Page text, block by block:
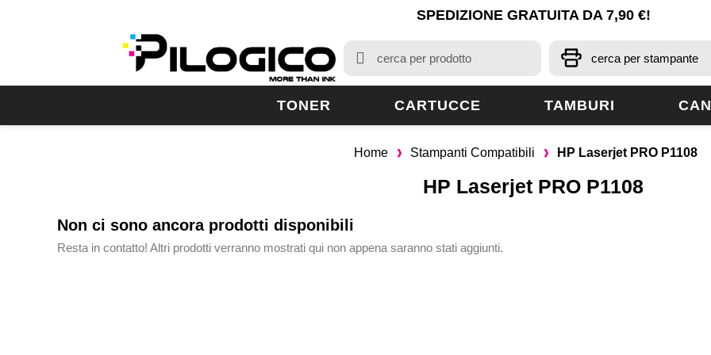
SPEDIZIONE GRATUITA DA 7,90 €!
TONER CARTUCCE TAMBURI
Home Stampanti Compatibili HP Laserjet PRO P1108
HP Laserjet PRO P1108
Non ci sono ancora prodotti disponibili
Resta in contatto! Altri prodotti verranno mostrati qui non appena saranno stati aggiunti.